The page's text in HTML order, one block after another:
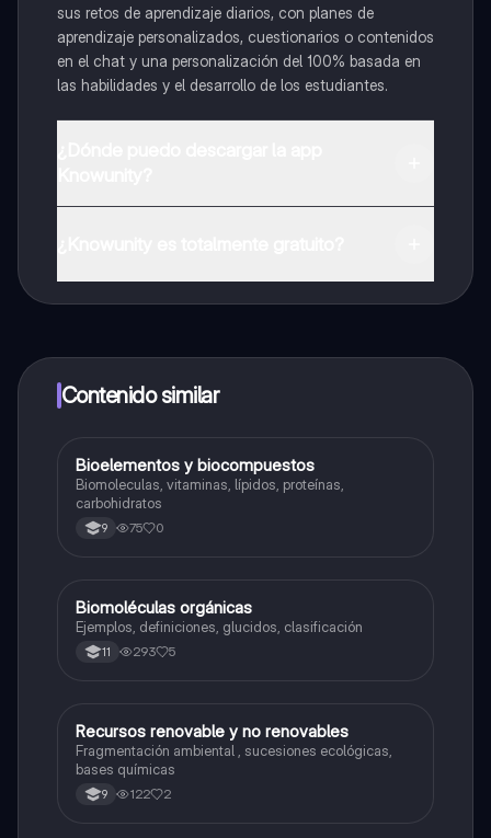
sus retos de aprendizaje diarios, con planes de
aprendizaje personalizados, cuestionarios o contenidos
en el chat y una personalización del 100% basada en
las habilidades y el desarrollo de los estudiantes.
a determinadas funciones.
Contenido similar
Biologia
Bioelementos y biocompuestos
Biomoleculas, vitaminas, lípidos, proteínas,
carbohidratos
9 75 0
Química
Biomoléculas orgánicas
Ejemplos, definiciones, glucidos, clasificación
11 293 5
Biologia
Recursos renovable y no renovables
Fragmentación ambiental , sucesiones ecológicas,
bases químicas
9 122 2